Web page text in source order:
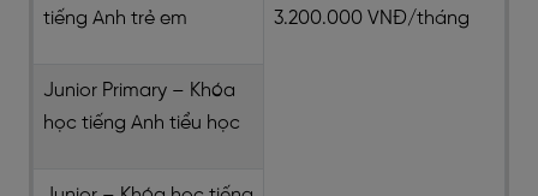
tiếng Anh trẻ em
3.200.000 VNĐ/tháng
Junior Primary – Khóa
học tiếng Anh tiểu học